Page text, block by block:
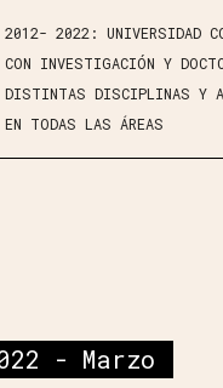
2012- 2022: UNIVERSIDAD
CON INVESTIGACIÓN Y
DISTINTAS DISCIPLINAS Y
EN TODAS LAS ÁREAS
- Marzo